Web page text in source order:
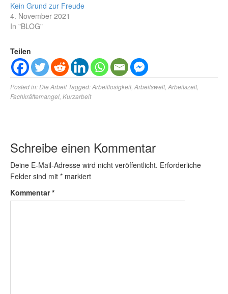
Kein Grund zur Freude
4. November 2021
In "BLOG"
Teilen
Posted in:Die Arbeit Tagged:Arbeitlosigkeit, Arbeitswelt, Arbeitszeit,
Fachkräftemangel Kurzarbeit
Schreibe einen Kommentar
Deine E-Mail-Adresse wird nicht veröffentlicht. Erforderliche
Felder sind mit * markiert
Kommentar*